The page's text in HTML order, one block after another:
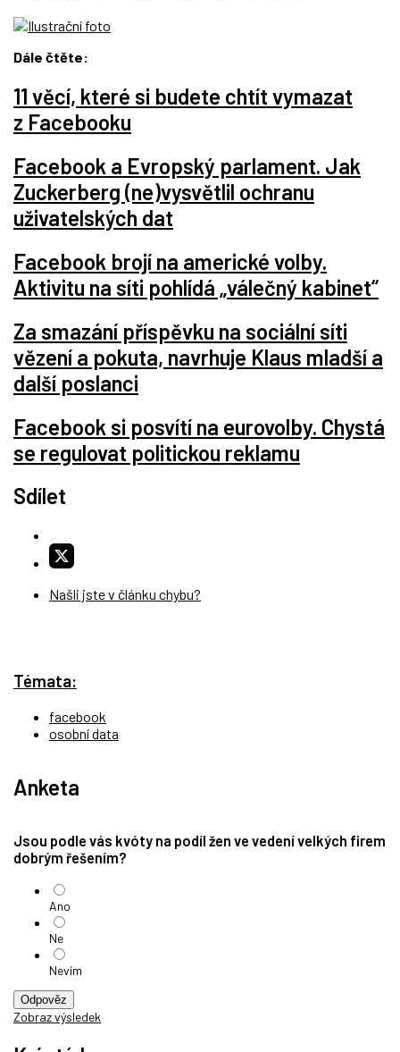
Dále čtěte:
11 věcí, které si budete chtít vymazat
z Facebooku
Facebook a Evropský parlament. Jak
Zuckerberg (ne)vysvětlil ochranu
uživatelských dat
Facebook brojí na americké volby.
Aktivitu na síti pohlídá „válečný kabinet“
Za smazání příspěvku na sociální síti
vězení a pokuta, navrhuje Klaus mladší a
další poslanci
Facebook si posvítí na eurovolby. Chystá
se regulovat politickou reklamu
Sdílet
Našli jste v článku chybu?
Témata:
facebook
osobní data
Anketa
Jsou podle vás kvóty na podíl žen ve vedení velkých firem
dobrým řešením?
Ano
Ne
Nevím
Odpověz
Zobraz výsledek